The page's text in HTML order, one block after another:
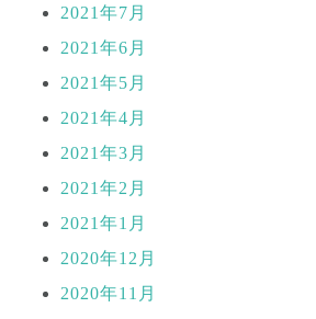
2021年7月
2021年6月
2021年5月
2021年4月
2021年3月
2021年2月
2021年1月
2020年12月
2020年11月